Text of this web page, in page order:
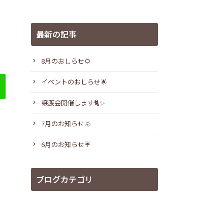
最新の記事
8月のおしらせ🌻
イベントのおしらせ🌟
譲渡会開催します🐈✨
7月のお知らせ🌞
6月のお知らせ☔
ブログカテゴリ